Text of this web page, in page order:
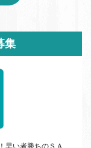
集
早い者勝ちのＳＡ